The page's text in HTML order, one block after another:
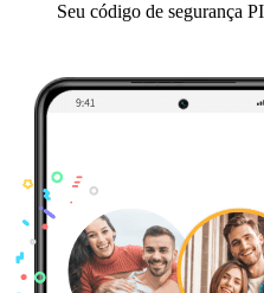
Seu código de segurança